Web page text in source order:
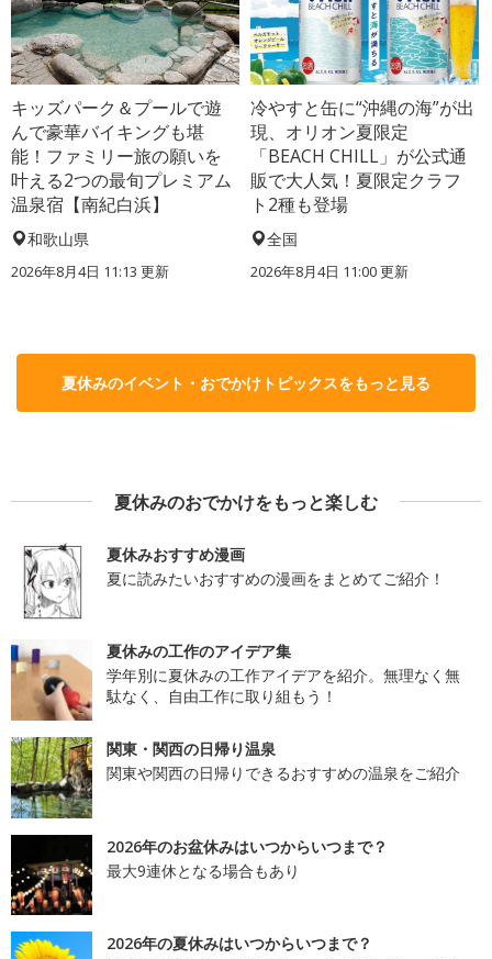
キッズパーク＆プールで遊
んで豪華バイキングも堪
能！ファミリー旅の願いを
叶える2つの最旬プレミアム
温泉宿【南紀白浜】
和歌山県
2026年8月4日 11:13 更新
冷やすと缶に“沖縄の海”が出
現、オリオン夏限定
「BEACH CHILL」が公式通
販で大人気！夏限定クラフ
ト2種も登場
全国
2026年8月4日 11:00更新
夏休みのイベント・おでかけトピックスをもっと見る
夏休みのおでかけをもっと楽しむ
夏休みおすすめ漫画
夏に読みたいおすすめの漫画をまとめてご紹介！
夏休みの工作のアイデア集
学年別に夏休みの工作アイデアを紹介。無理なく無
駄なく、自由工作に取り組もう！
関東・関西の日帰り温泉
関東や関西の日帰りできるおすすめの温泉をご紹介
2026年のお盆休みはいつからいつまで？
最大9連休となる場合もあり
2026年の夏休みはいつからいつまで？